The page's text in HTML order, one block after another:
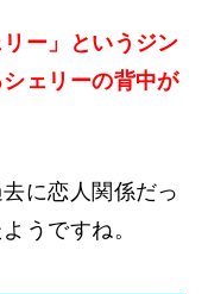
ー」というジン
ェリーの背中が
に恋人関係だっ
うですね。